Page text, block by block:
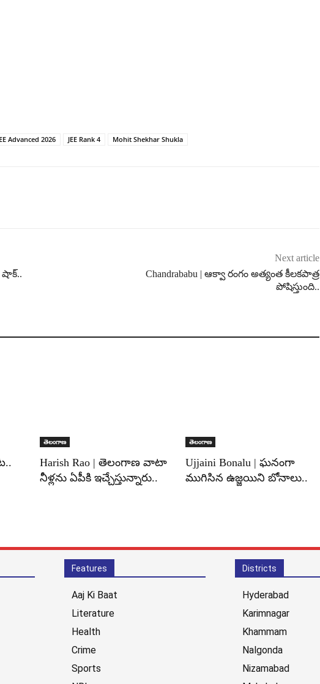
Advanced 2026 JEE Rank 4 Mohit Shekhar Shukla
షాక్..
Next article
Chandrababu | ఆక్వా రంగం అత్యంత కీలకపాత్ర
పోషిస్తుంది..
తెలంగాణ
Harish Rao | తెలంగాణ వాటా
నీళ్లను ఏపీకి ఇచ్చేస్తున్నారు..
తెలంగాణ
Ujjaini Bonalu | ఘనంగా
ముగిసిన ఉజ్జయిని బోనాలు..
Features
Aaj Ki Baat
Literature
Health
Crime
Sports
Districts
Hyderabad
Karimnagar
Khammam
Nalgonda
Nizamabad